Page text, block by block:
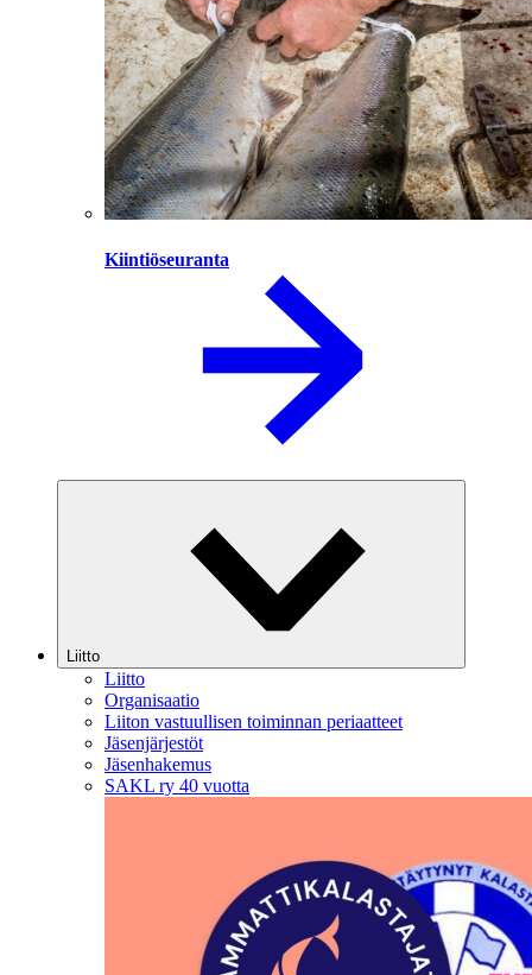
Kiintiöseuranta
Liitto
Liitto
Organisaatio
Liiton vastuullisen toiminnan periaatteet
Jäsenjärjestöt
Jäsenhakemus
SAKL ry 40 vuotta